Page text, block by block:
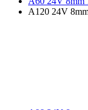
A120 24V